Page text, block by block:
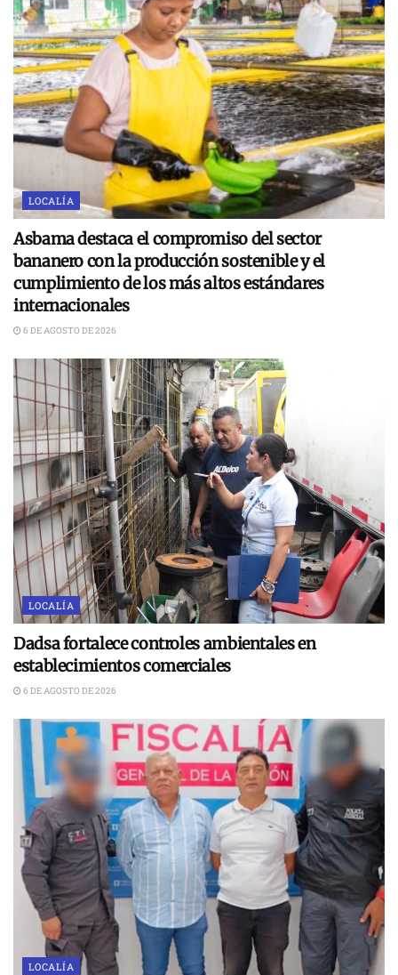
LOCALÍA
Asbama destaca el compromiso del sector
bananero con la producción sostenible y el
cumplimiento de los más altos estándares
internacionales
6 DE AGOSTO DE 2026
LOCALÍA
Dadsa fortalece controles ambientales en
establecimientos comerciales
6 DE AGOSTO DE 2026
LOCALÍA